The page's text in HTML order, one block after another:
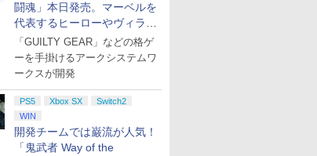
闘魂」本日発売。マーベルを
代表するヒーローやヴィラン
たちが登場
「GUILTY GEAR」などの格ゲ
ーを手掛けるアークシステムワ
ークスが開発
PS5 Xbox SX
Switch2
WIN
開発チームでは巌流が人気！
「鬼武者 Way of the